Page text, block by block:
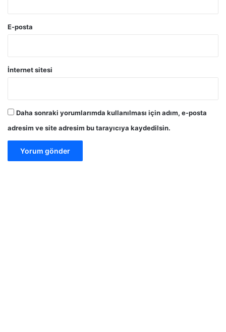
E-posta
İnternet sitesi
Daha sonraki yorumlarımda kullanılması için adım, e-posta
adresim ve site adresim bu tarayıcıya kaydedilsin.